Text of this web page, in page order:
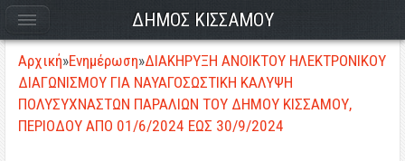
Αρχική»Ενημέρωση»ΔΙΑΚΗΡΥΞΗ ΑΝΟΙΚΤΟΥ ΗΛΕΚΤΡΟΝΙΚΟΥ
ΔΙΑΓΩΝΙΣΜΟΥ ΓΙΑ ΝΑΥΑΓΟΣΩΣΤΙΚΗ ΚΑΛΥΨΗ
ΠΟΛΥΣΥΧΝΑΣΤΩΝ ΠΑΡΑΛΙΩΝ ΤΟΥ ΔΗΜΟΥ ΚΙΣΣΑΜΟΥ,
ΠΕΡΙΟΔΟΥ ΑΠΟ 01/6/2024 ΕΩΣ 30/9/2024
ΔΗΜΟΣ ΚΙΣΣΑΜΟΥ